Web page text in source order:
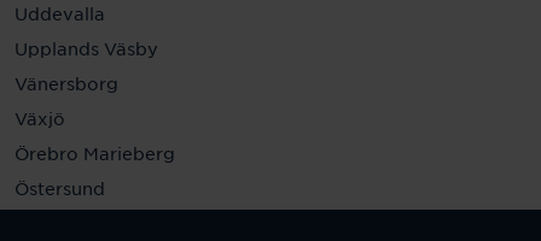
Uddevalla
Upplands Väsby
Vänersborg
Växjö
Örebro Marieberg
Östersund